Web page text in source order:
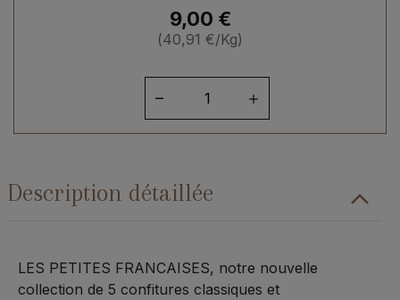
9,00 €
(40,91 €/Kg)
Confiture
Françaises
Plougastel
220grs
Description détaillée
LES PETITES FRANCAISES, notre nouvelle
collection de 5 confitures classiques et